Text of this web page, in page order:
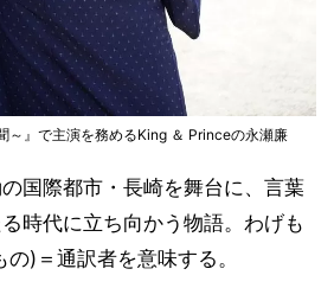
～』で主演を務めるKing ＆ Princeの永瀬廉
国際都市・長崎を舞台に、言葉
時代に立ち向かう物語。わげも
)＝通訳者を意味する。